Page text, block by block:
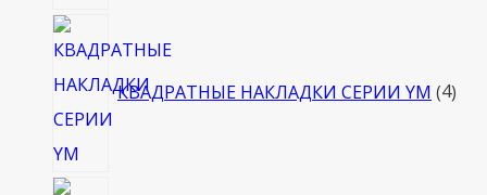
КВАДРАТНЫЕ НАКЛАДКИ СЕРИИ YM 4